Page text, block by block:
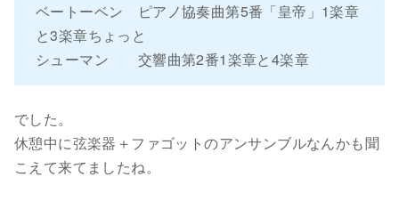
ベートーベン ピアノ協奏曲第5番「皇帝」1楽章
と3楽章ちょっと
シューマン 交響曲第2番1楽章と4楽章
でした。
休憩中に弦楽器＋ファゴットのアンサンブルなんかも聞
こえて来てましたね。